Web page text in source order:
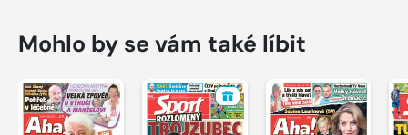
Mohlo by se vám také líbit